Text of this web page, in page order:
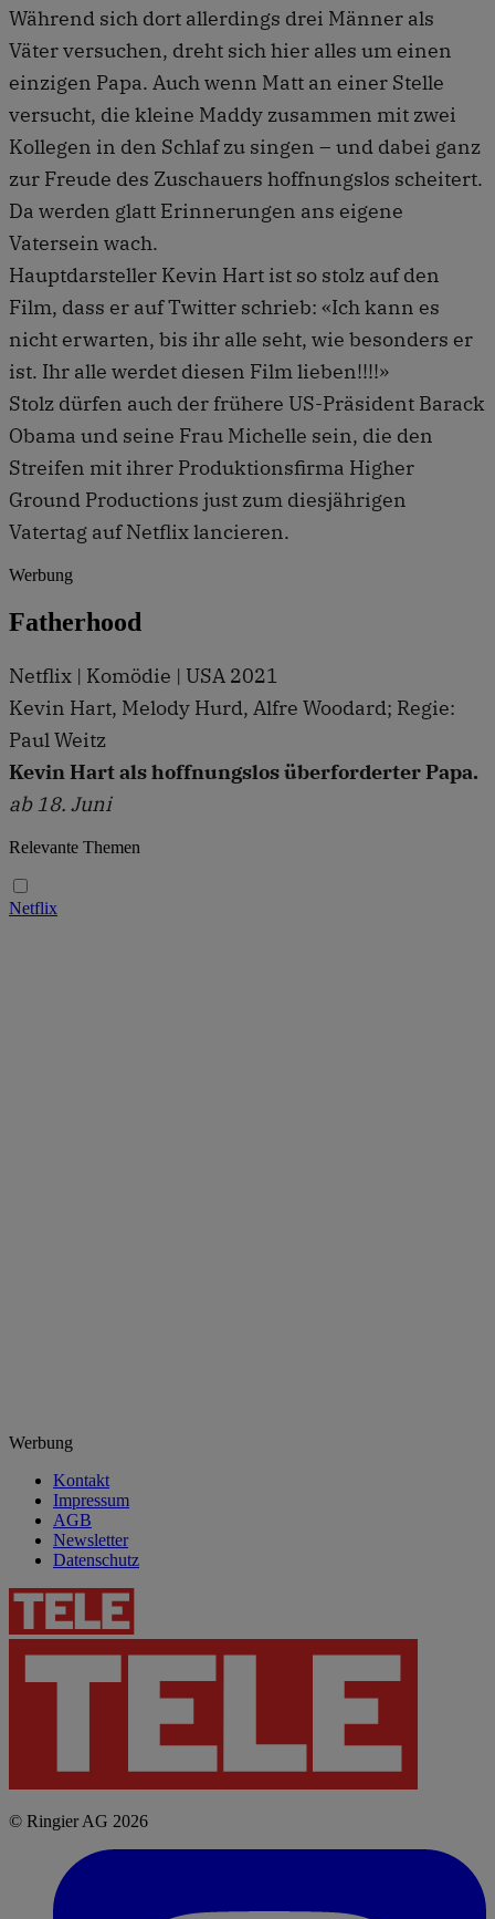
Während sich dort allerdings drei Männer als
Väter versuchen, dreht sich hier alles um einen
einzigen Papa. Auch wenn Matt an einer Stelle
versucht, die kleine Maddy zusammen mit zwei
Kollegen in den Schlaf zu singen – und dabei ganz
zur Freude des Zuschauers hoffnungslos scheitert.
Da werden glatt Erinnerungen ans eigene
Vatersein wach.
Hauptdarsteller Kevin Hart ist so stolz auf den
Film, dass er auf Twitter schrieb: «Ich kann es
nicht erwarten, bis ihr alle seht, wie besonders er
ist. Ihr alle werdet diesen Film lieben!!!!»
Stolz dürfen auch der frühere US-Präsident Barack
Obama und seine Frau Michelle sein, die den
Streifen mit ihrer Produktionsfirma Higher
Ground Productions just zum diesjährigen
Vatertag auf Netflix lancieren.
Werbung
Fatherhood
Netflix | Komödie | USA 2021
Kevin Hart, Melody Hurd, Alfre Woodard; Regie:
Paul Weitz
Kevin Hart als hoffnungslos überforderter Papa.
ab 18. Juni
Relevante Themen
Netflix
Werbung
Kontakt
Impressum
AGB
Newsletter
Datenschutz
© Ringier AG 2026